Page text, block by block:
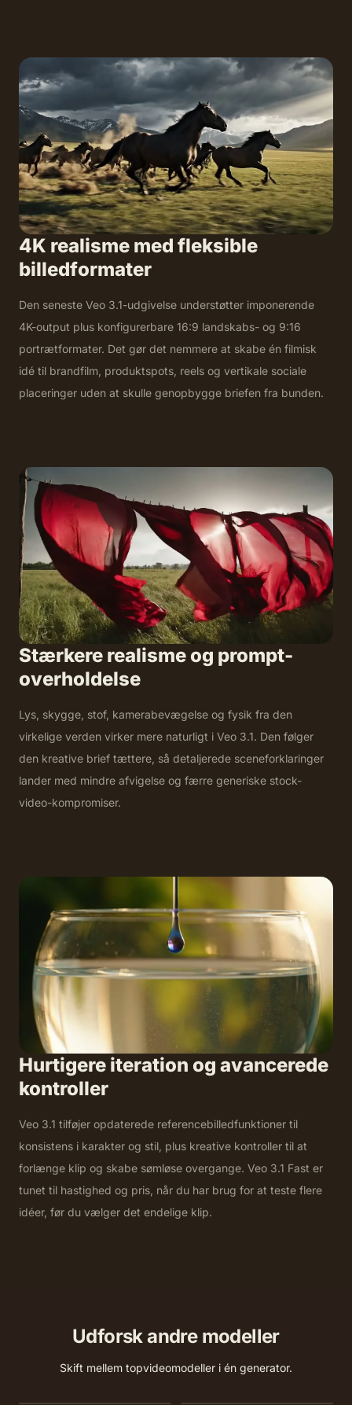
4K realisme med fleksible
billedformater
Den seneste Veo 3.1-udgivelse understøtter imponerende
4K-output plus konfigurerbare 16:9 landskabs- og 9:16
portrætformater. Det gør det nemmere at skabe én filmisk
idé til brandfilm, produktspots, reels og vertikale sociale
placeringer uden at skulle genopbygge briefen fra bunden.
Stærkere realisme og prompt-
overholdelse
Lys, skygge, stof, kamerabevægelse og fysik fra den
virkelige verden virker mere naturligt i Veo 3.1. Den følger
den kreative brief tættere, så detaljerede sceneforklaringer
lander med mindre afvigelse og færre generiske stock-
video-kompromiser.
Hurtigere iteration og avancerede
kontroller
Veo 3.1 tilføjer opdaterede referencebilledfunktioner til
konsistens i karakter og stil, plus kreative kontroller til at
forlænge klip og skabe sømløse overgange. Veo 3.1 Fast er
tunet til hastighed og pris, når du har brug for at teste flere
idéer, før du vælger det endelige klip.
Udforsk andre modeller
Skift mellem topvideomodeller i én generator.